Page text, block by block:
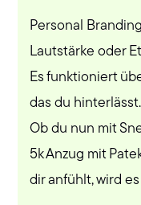
Personal
Lautstärke oder
Es funktioniert
das du hinterlässt.
Ob du nun mit
5k Anzug mit
dir anfühlt, wird